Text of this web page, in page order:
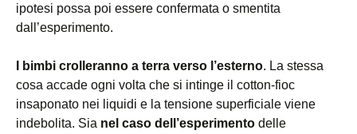
ipotesi possa poi essere confermata o smentita
dall’esperimento.
I bimbi crolleranno a terra verso l’esterno. La stessa
cosa accade ogni volta che si intinge il cotton-fioc
insaponato nei liquidi e la tensione superficiale viene
indebolita. Sia nel caso dell’esperimento delle